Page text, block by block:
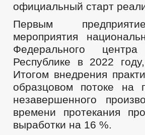
официальный старт
Первым
мероприятия
Федерального
Республике в 2022
Итогом внедрения
образцовом потоке на
незавершенного
времени протекания
выработки на 16 %.